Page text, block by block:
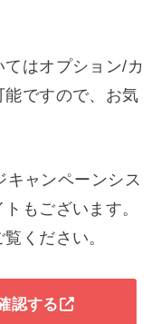
はオプション/カ
ですので、お気
キャンペーンシス
もございます。
ください。
認する